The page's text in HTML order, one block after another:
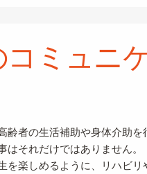
ミュニ
齢者の生活補助や身体介助を
それだけではありません。
を楽しめるように、リハビリ